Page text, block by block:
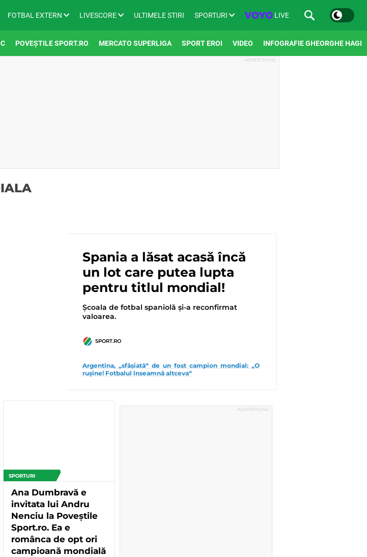
FOTBAL EXTERN LIVESCORE ULTIMELE STIRI SPORTURI LIVE
POVEȘTILE SPORT.RO MERCATO SUPERLIGA SPORT EROI VIDEO INFOGRAFIE GHEORGHE HAGI
Spania a lăsat acasă încă
un lot care putea lupta
pentru titlul mondial!
Școala de fotbal spaniolă și-a reconfirmat
valoarea.
SPORT.RO
Argentina, „sfâșiată“ de un fost campion mondial: „O
rușine! Fotbalul înseamnă altceva“
SPORTURI
Ana Dumbravă e
invitata lui Andru
Nenciu la Poveștile
Sport.ro. Ea e
românca de opt ori
campioană mondială